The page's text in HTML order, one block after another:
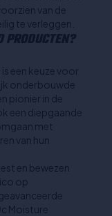
van de
te verleggen.
een keuze voor
onderbouwde
pionier in de
een diepgaande
met
van hun
en bewezen
op
Moisture